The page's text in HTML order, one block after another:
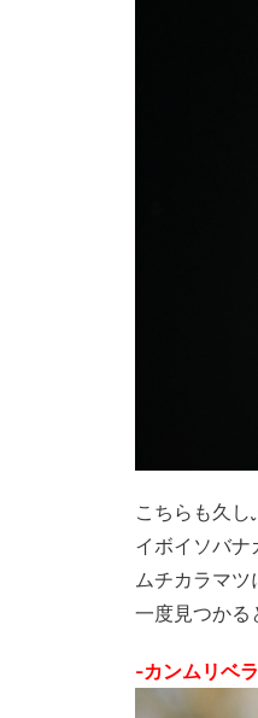
こちらも久し
イボイソバナ
ムチカラマツ
一度見つかる
-カンムリベ